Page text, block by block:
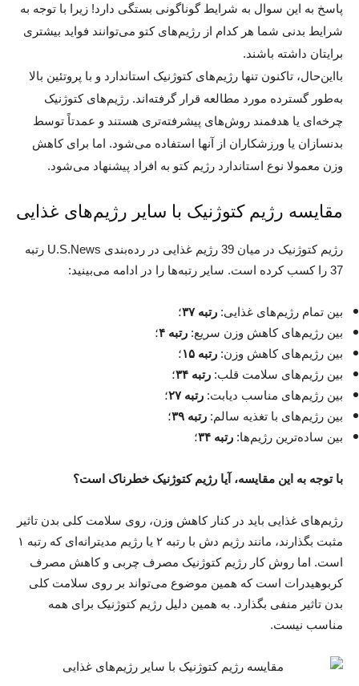
پاسخ به این سوال به شرایط گوناگونی بستگی دارد! زیرا با توجه به
شرایط بدنی شما هر کدام از رژیم‌های کتو می‌توانند فواید بیشتری
برایتان داشته باشند.
بااین‌حال، تاکنون تنها رژیم‌های کتوژنیک استاندارد و با پروتئین بالا
به‌طور گسترده مورد مطالعه قرار گرفته‌اند. رژیم‌های کتوژنیک
چرخه‌ای یا هدفمند روش‌های پیشرفته‌تری هستند و عمدتاً توسط
بدنسازان یا ورزشکاران از آنها استفاده می‌شود. اما برای کاهش
وزن معمولا نوع استاندارد رژیم کتو به افراد پیشنهاد می‌شود.
مقایسه رژیم کتوژنیک با سایر رژیم‌های غذایی
رژیم کتوژنیک در میان 39 رژیم غذایی در رده‌بندی U.S.News رتبه
37 را کسب کرده است. سایر رتبه‌ها را در ادامه می‌بینید:
بین تمام رژیم‌های غذایی: رتبه ۳۷
؛
بین رژیم‌های کاهش وزن سریع: رتبه ۴
؛
بین رژیم‌های کاهش وزن: رتبه ۱۵
؛
بین رژیم‌های سلامت قلب: رتبه ۳۴
؛
بین رژیم‌های مناسب دیابت: رتبه ۲۷
؛
بین رژیم‌های با تغذیه سالم: رتبه ۳۹
؛
بین ساده‌ترین رژیم‌ها: رتبه ۳۴ ؛
با توجه به این مقایسه، آیا رژیم کتوژنیک خطرناک است؟
رژیم‌های غذایی باید در کنار کاهش وزن، روی سلامت کلی بدن تاثیر
مثبت بگذارند، مانند رژیم دش با رتبه ۲ یا رژیم مدیترانه‌ای که رتبه ۱
است. اما روش کار رژیم کتوژنیک مصرف چربی و کاهش مصرف
کربوهیدرات است که همین موضوع می‌تواند بر روی سلامت کلی
بدن تاثیر منفی بگذارد. به همین دلیل رژیم کتوژنیک برای همه
مناسب نیست.